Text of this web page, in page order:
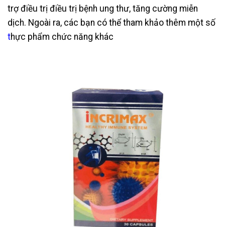
trợ điều trị điều trị bệnh ung thư, tăng cường miễn
dịch. Ngoài ra, các bạn có thể tham khảo thêm một số
thực phẩm chức năng khác